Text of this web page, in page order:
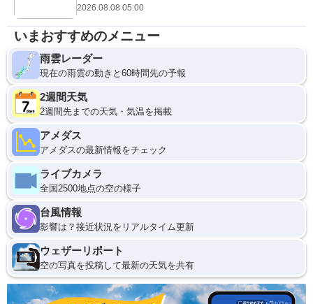
2026.08.08 05:00
いまおすすめのメニュー
雨雲レーダー
現在の雨雲の動きと60時間先の予報
2週間天気
2週間先までの天気・気温を掲載
アメダス
アメダスの最新情報をチェック
ライブカメラ
全国2500地点の空の様子
台風情報
影響は？接近状況をリアルタイム更新
ウェザーリポート
空の写真を投稿して最新の天気を共有